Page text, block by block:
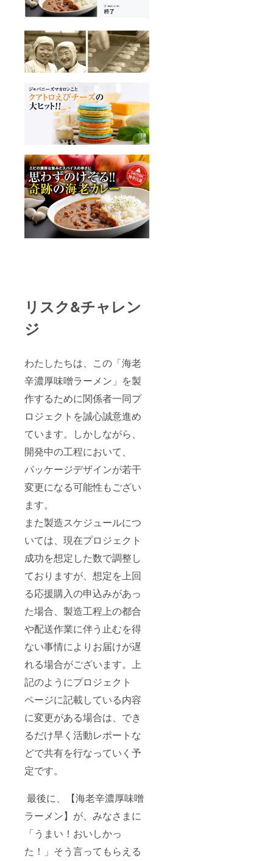
リスク&チャレン
ジ
わたしたちは、この「海老
辛濃厚味噌ラーメン」を製
作するために関係者一同プ
ロジェクトを誠心誠意進め
ています。しかしながら、
開発中の工程において、
パッケージデザインが若干
変更になる可能性もござい
ます。
また製造スケジュールにつ
いては、現在プロジェクト
成功を想定した数で調整し
ておりますが、想定を上回
る応援購入の申込みがあっ
た場合、製造工程上の都合
や配送作業に伴う止むを得
ない事情によりお届けが遅
れる場合がございます。上
記のようにプロジェクト
ページに記載している内容
に変更がある場合は、でき
るだけ早く活動レポートな
どで共有を行なっていく予
定です。
最後に、【海老辛濃厚味噌
ラーメン】が、みなさまに
「うまい！おいしかっ
た！」そう言ってもらえる